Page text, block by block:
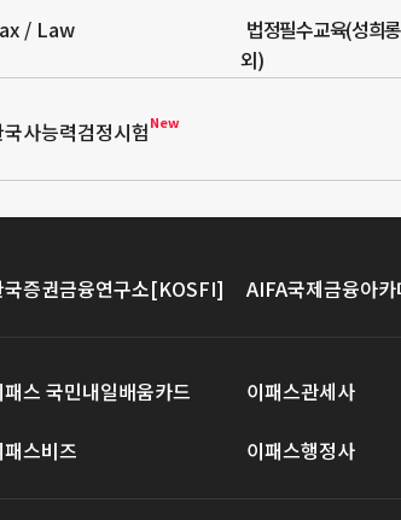
/ Law
법정필수교육(성희
외)
사능력검정시험New
국증권금융연구소[KOSFI] AIFA국제금융아카
패스 국민내일배움카드 이패스관세사
패스비즈 이패스행정사